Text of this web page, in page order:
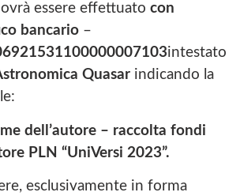
essere effettuato con
bancario –
intestato
Quasar indicando la
dell’autore – raccolta fondi
PLN “UniVersi 2023”.
esclusivamente in forma